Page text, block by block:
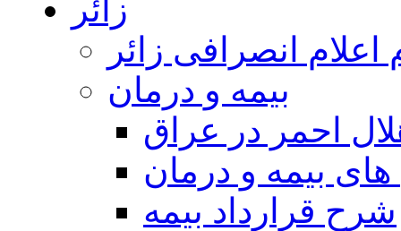
زائر
اعلام انصرافی زائر
بيمه و درمان
احمر در عراق
بیمه و درمان
شرح قرارداد بیمه